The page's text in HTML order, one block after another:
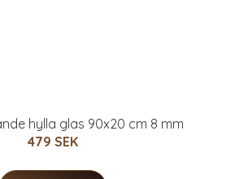
hylla glas 90x20 cm 8 mm
479 SEK